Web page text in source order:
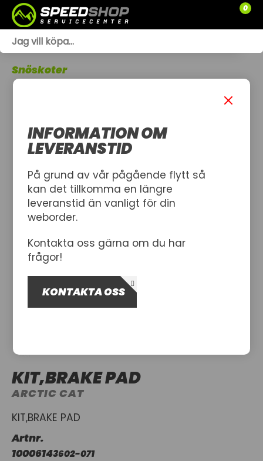
0
SLÄPVAGNAR
Snöskoter
KIT,BRAKE PAD
ARCTIC CAT
KIT,BRAKE PAD
Artnr.
10006143602-071
INFORMATION OM
LEVERANSTID
På grund av vår pågående flytt så
kan det tillkomma en längre
leveranstid än vanligt för din
weborder.
Kontakta oss gärna om du har
frågor!
KONTAKTA OSS